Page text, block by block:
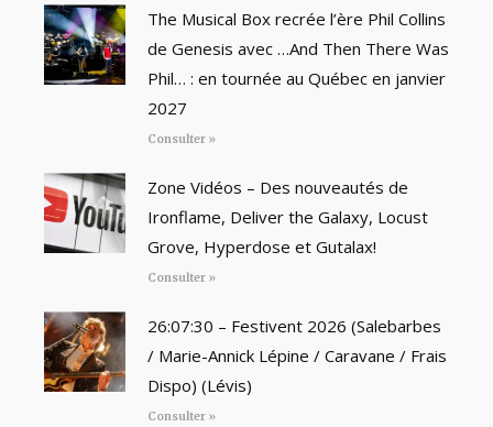
The Musical Box recrée l’ère Phil Collins
de Genesis avec …And Then There Was
Phil… : en tournée au Québec en janvier
2027
Consulter »
Zone Vidéos – Des nouveautés de
Ironflame, Deliver the Galaxy, Locust
Grove, Hyperdose et Gutalax!
Consulter »
26:07:30 – Festivent 2026 (Salebarbes
/ Marie-Annick Lépine / Caravane / Frais
Dispo) (Lévis)
Consulter »